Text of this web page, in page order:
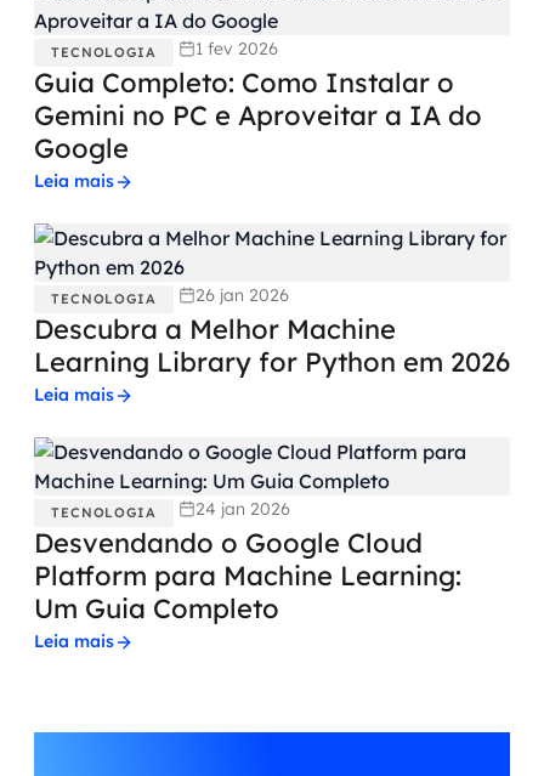
TECNOLOGIA 1 fev 2026
Guia Completo: Como Instalar o
Gemini no PC e Aproveitar a IA do
Google
Leia mais
TECNOLOGIA 26 jan 2026
Descubra a Melhor Machine
Learning Library for Python em 2026
Leia mais
TECNOLOGIA 24 jan 2026
Desvendando o Google Cloud
Platform para Machine Learning:
Um Guia Completo
Leia mais